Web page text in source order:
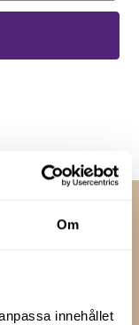
Om
innehållet